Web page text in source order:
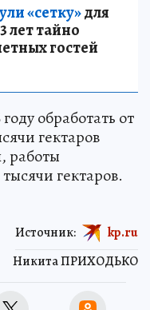
«сетку»для
лет тайно
гостей
обработать от
гектаров
работы
гектаров.
Никита ПРИХОДЬКО
Источник: kp.ru